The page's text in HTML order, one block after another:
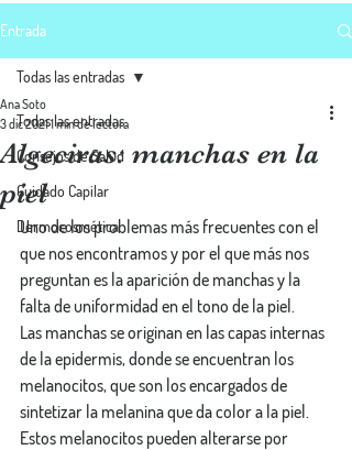
Entrada
Todas las entradas
Consejos de Salud
Cuidado Capilar
Dermocosmética
Todas las entradas
Algeciras: manchas en la
piel
Ana Soto
3 dic 20211 min de lectura
Uno de los problemas más frecuentes con el
que nos encontramos y por el que más nos
preguntan es la aparición de manchas y la
falta de uniformidad en el tono de la piel.
Las manchas se originan en las capas internas
de la epidermis, donde se encuentran los
melanocitos, que son los encargados de
sintetizar la melanina que da color a la piel.
Estos melanocitos pueden alterarse por